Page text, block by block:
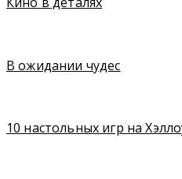
В ожидании чудес
10 настольных игр на